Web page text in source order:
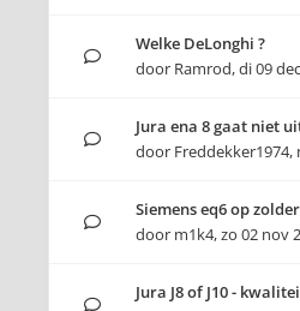
Welke DeLonghi ?
door Ramrod,di 09
Jura ena 8 gaat niet
door Freddekker1974,
Siemens eq6 op
door m1k4,zo 02 nov
Jura J8 of J10 -